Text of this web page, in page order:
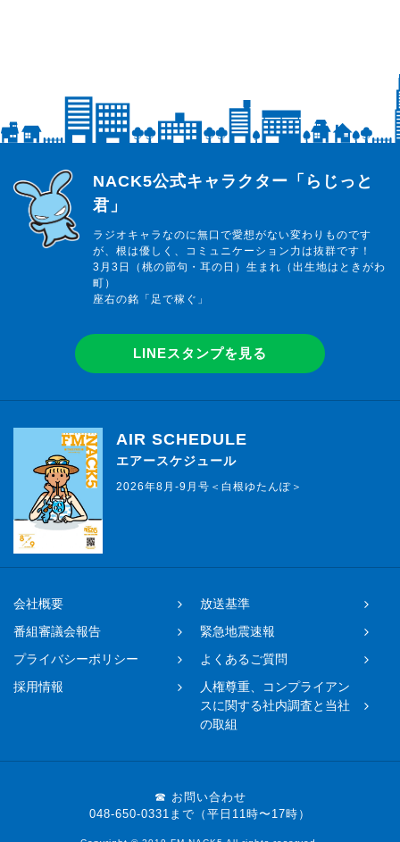
らじっと君
NACK5公式キャラクター「らじっと
君」
ラジオキャラなのに無口で愛想がない変わりものです
が、根は優しく、コミュニケーション力は抜群です！
3月3日（桃の節句・耳の日）生まれ（出生地はときがわ
町）
座右の銘「足で稼ぐ」
LINEスタンプを見る
AIR SCHEDULE
エアースケジュール
2026年8月-9月号＜白根ゆたんぽ＞
会社概要
放送基準
番組審議会報告
緊急地震速報
プライバシーポリシー
よくあるご質問
採用情報
人権尊重、コンプライアン
スに関する社内調査と当社
の取組
☎ お問い合わせ
048-650-0331まで（平日11時〜17時）